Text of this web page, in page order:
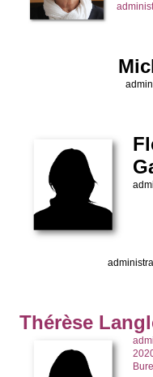
F
Thérèse Lan